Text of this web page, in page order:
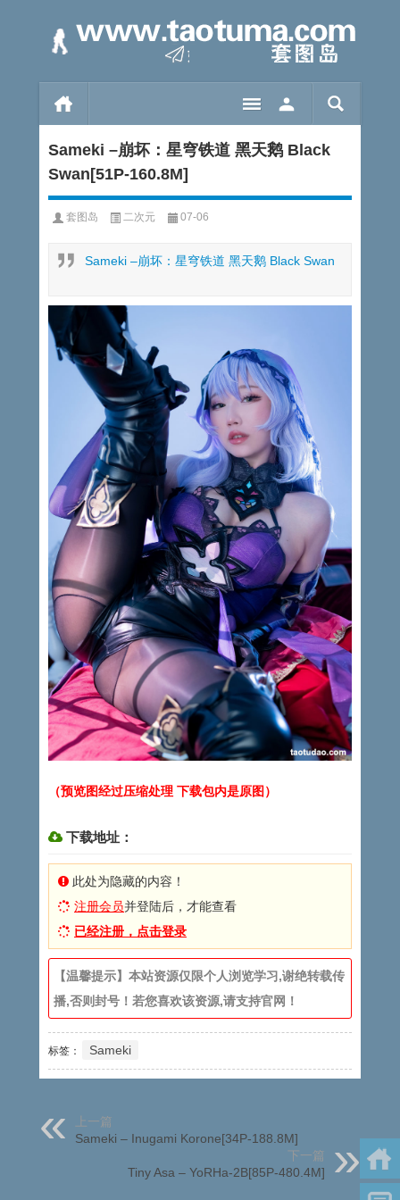
Sameki –崩坏：星穹铁道 黑天鹅 Black
Swan[51P-160.8M]
套图岛 二次元 07-06
Sameki –崩坏：星穹铁道 黑天鹅 Black Swan
（预览图经过压缩处理 下载包内是原图）
下载地址：
此处为隐藏的内容！
注册会员并登陆后，才能查看
已经注册，点击登录
【温馨提示】本站资源仅限个人浏览学习,谢绝转载传
播,否则封号！若您喜欢该资源,请支持官网！
标签： Sameki
上一篇
Sameki – Inugami Korone[34P-188.8M]
下一篇
Tiny Asa – YoRHa-2B[85P-480.4M]